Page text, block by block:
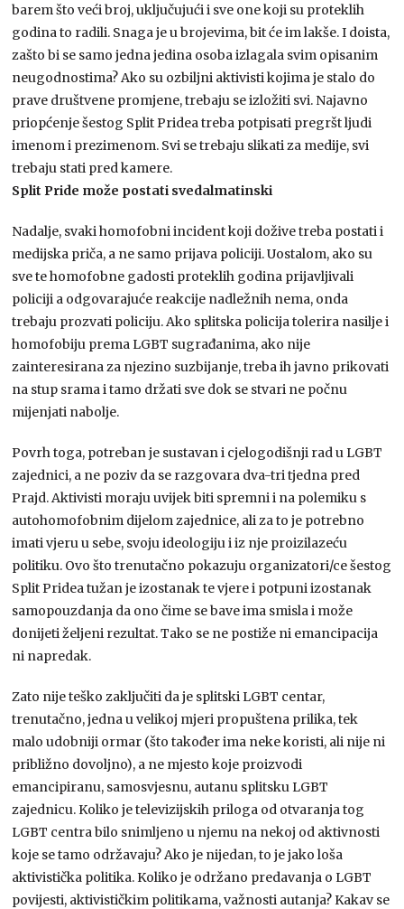
barem što veći broj, uključujući i sve one koji su proteklih
godina to radili. Snaga je u brojevima, bit će im lakše. I doista,
zašto bi se samo jedna jedina osoba izlagala svim opisanim
neugodnostima? Ako su ozbiljni aktivisti kojima je stalo do
prave društvene promjene, trebaju se izložiti svi. Najavno
priopćenje šestog Split Pridea treba potpisati pregršt ljudi
imenom i prezimenom. Svi se trebaju slikati za medije, svi
trebaju stati pred kamere.
Split Pride može postati svedalmatinski
Nadalje, svaki homofobni incident koji dožive treba postati i
medijska priča, a ne samo prijava policiji. Uostalom, ako su
sve te homofobne gadosti proteklih godina prijavljivali
policiji a odgovarajuće reakcije nadležnih nema, onda
trebaju prozvati policiju. Ako splitska policija tolerira nasilje i
homofobiju prema LGBT sugrađanima, ako nije
zainteresirana za njezino suzbijanje, treba ih javno prikovati
na stup srama i tamo držati sve dok se stvari ne počnu
mijenjati nabolje.
Povrh toga, potreban je sustavan i cjelogodišnji rad u LGBT
zajednici, a ne poziv da se razgovara dva-tri tjedna pred
Prajd. Aktivisti moraju uvijek biti spremni i na polemiku s
autohomofobnim dijelom zajednice, ali za to je potrebno
imati vjeru u sebe, svoju ideologiju i iz nje proizilazeću
politiku. Ovo što trenutačno pokazuju organizatori/ce šestog
Split Pridea tužan je izostanak te vjere i potpuni izostanak
samopouzdanja da ono čime se bave ima smisla i može
donijeti željeni rezultat. Tako se ne postiže ni emancipacija
ni napredak.
Zato nije teško zaključiti da je splitski LGBT centar,
trenutačno, jedna u velikoj mjeri propuštena prilika, tek
malo udobniji ormar (što također ima neke koristi, ali nije ni
približno dovoljno), a ne mjesto koje proizvodi
emancipiranu, samosvjesnu, autanu splitsku LGBT
zajednicu. Koliko je televizijskih priloga od otvaranja tog
LGBT centra bilo snimljeno u njemu na nekoj od aktivnosti
koje se tamo održavaju? Ako je nijedan, to je jako loša
aktivistička politika. Koliko je održano predavanja o LGBT
povijesti, aktivističkim politikama, važnosti autanja? Kakav se